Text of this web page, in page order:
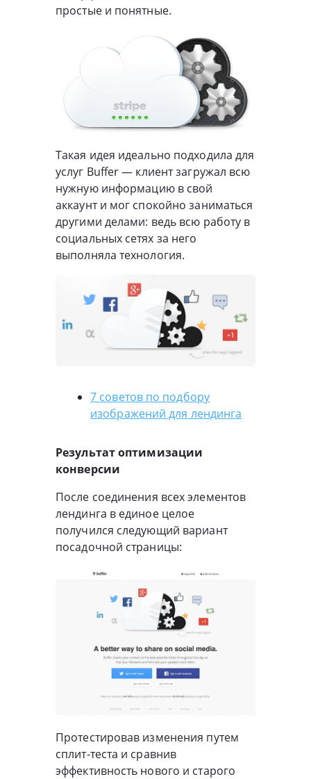
простые и понятные.
Такая идея идеально подходила для
услуг Buffer — клиент загружал всю
нужную информацию в свой
аккаунт и мог спокойно заниматься
другими делами: ведь всю работу в
социальных сетях за него
выполняла технология.
7 советов по подбору
изображений для лендинга
Результат оптимизации
конверсии
После соединения всех элементов
лендинга в единое целое
получился следующий вариант
посадочной страницы:
Протестировав изменения путем
сплит-теста и сравнив
эффективность нового и старого